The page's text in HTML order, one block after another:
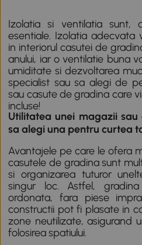
Izolatia si ventilatia sunt,
esentiale. Izolatia
in interiorul casutei de
anului, iar o ventilatie buna
umiditate si dezvoltarea
specialist sau sa alegi de
sau casute de gradina care
incluse!
Utilitatea unei magazii
sa alegi una pentru curtea
Avantajele pe care le ofera
casutele de gradina sunt
si organizarea tuturor
singur loc. Astfel,
ordonata, fara piese
constructii pot fi plasate in
zone neutilizate, asigurand
folosirea spatiului.